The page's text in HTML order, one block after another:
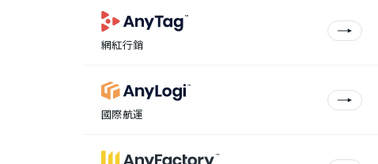
網紅行銷
國際航運